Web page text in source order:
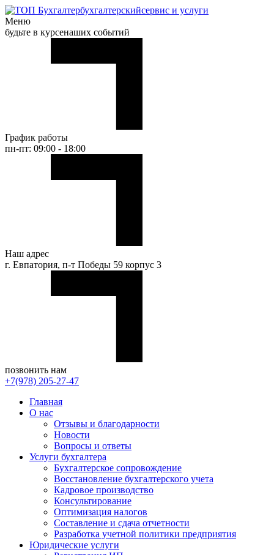
бухгалтерскийсервис и услуги
Меню
будьте в курсенаших событий
График работы
пн-пт: 09:00 - 18:00
Наш адрес
г. Евпатория, п-т Победы 59 корпус 3
позвонить нам
+7(978) 205-27-47
Главная
О нас
Отзывы и благодарности
Новости
Вопросы и ответы
Услуги бухгалтера
Бухгалтерское сопровождение
Восстановление бухгалтерского учета
Кадровое производство
Консультирование
Оптимизация налогов
Составление и сдача отчетности
Разработка учетной политики предприятия
Юридические услуги